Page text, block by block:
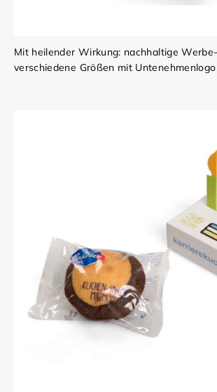
Mit heilender Wirkung: nachhaltige
verschiedene Größen mit